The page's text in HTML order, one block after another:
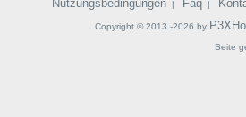
Nutzungsbedingungen | Faq |
Copyright © 2013 -2026 by
Seite